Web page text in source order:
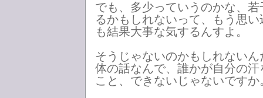
でも、多少っていうのかな、
るかもしれないって、もう思
も結果大事な気するんすよ。
そうじゃないのかもしれない
体の話なんで、誰かが自分の
こと、できないじゃないですか